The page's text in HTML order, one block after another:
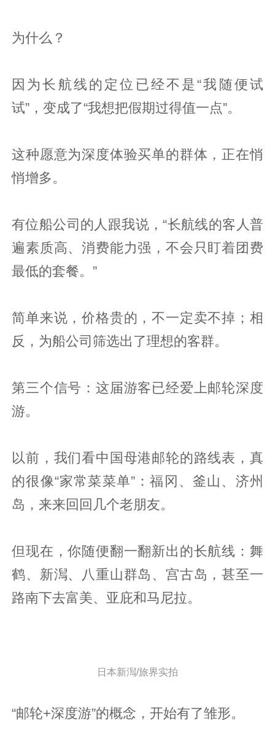
为什么？
因为长航线的定位已经不是“我随便试
试”，变成了“我想把假期过得值一点”。
这种愿意为深度体验买单的群体，正在悄
悄增多。
有位船公司的人跟我说，“长航线的客人普
遍素质高、消费能力强，不会只盯着团费
最低的套餐。”
简单来说，价格贵的，不一定卖不掉；相
反，为船公司筛选出了理想的客群。
第三个信号：这届游客已经爱上邮轮深度
游。
以前，我们看中国母港邮轮的路线表，真
的很像“家常菜菜单”：福冈、釜山、济州
岛，来来回回几个老朋友。
但现在，你随便翻一翻新出的长航线：舞
鹤、新澙、八重山群岛、宫古岛，甚至一
路南下去富美、亚庇和马尼拉。
日本新澙/旅界实拍
“邮轮+深度游”的概念，开始有了雏形。